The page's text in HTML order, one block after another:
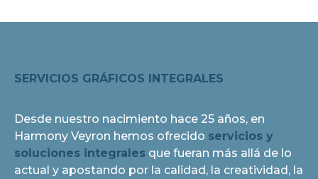
SERVICIOS GRÁFICOS INTEGRALES
Desde nuestro nacimiento hace 25 años, en
Harmony Veyron hemos ofrecido servicios y
soluciones integrales que fueran más allá de lo
actual y apostando por la calidad, la creatividad, la